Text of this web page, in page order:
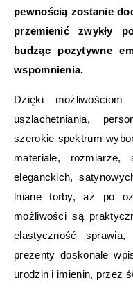
pewnością zostanie
przemienić zwykły
budząc pozytywne
wspomnienia.
Dzięki
uszlachetniania,
szerokie spektrum
materiale,
eleganckich,
lniane torby, aż po
możliwości są
elastyczność
prezenty doskonale
urodzin i imienin, przez